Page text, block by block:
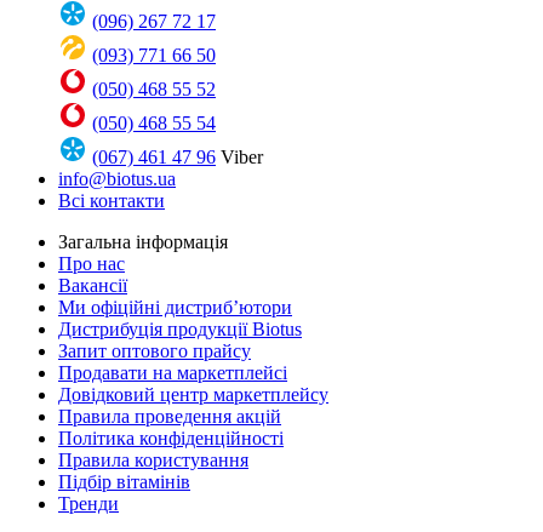
(096) 267 72 17
(093) 771 66 50
(050) 468 55 52
(050) 468 55 54
(067) 461 47 96 Viber
info@biotus.ua
Всі контакти
Загальна інформація
Про нас
Вакансії
Ми офіційні дистриб’ютори
Дистрибуція продукції Biotus
Запит оптового прайсу
Продавати на маркетплейсі
Довідковий центр маркетплейсу
Правила проведення акцій
Політика конфіденційності
Правила користування
Підбір вітамінів
Тренди